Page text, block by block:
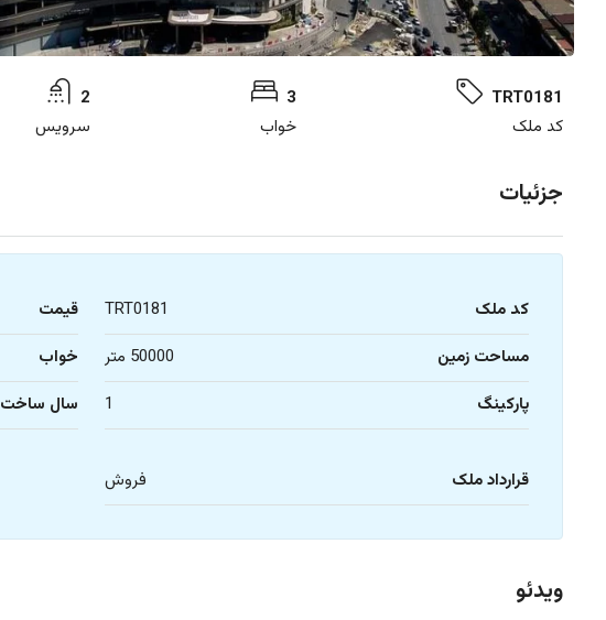
TRT0181
کد ملک
3
خواب
2
سرویس
جزئیات
کد ملک TRT0181 قیمت
مساحت زمین
50000 متر خواب
پارکینگ
1 سال ساخت
قرارداد ملک
فروش
ویدئو